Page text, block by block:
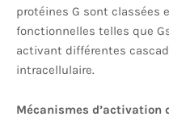
protéines G sont classées
fonctionnelles telles que
activant différentes
intracellulaire.
Mécanismes d’activation